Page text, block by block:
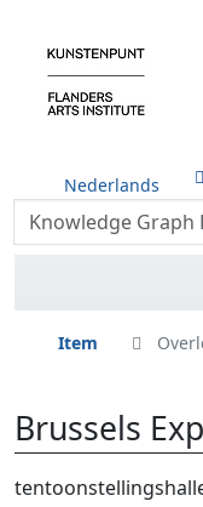
Nederlands
Item
Brussels
Ga naar:navigatie,